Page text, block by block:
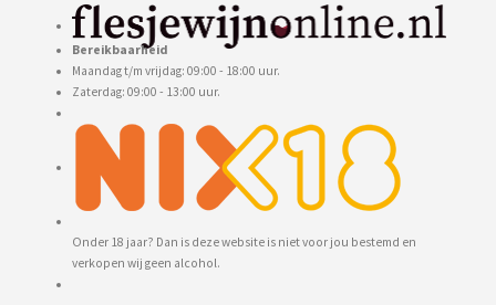
Bereikbaarheid
Maandag t/m vrijdag: 09:00 - 18:00 uur.
Zaterdag: 09:00 - 13:00 uur.
Onder 18 jaar? Dan is deze website is niet voor jou bestemd en
verkopen wij geen alcohol.